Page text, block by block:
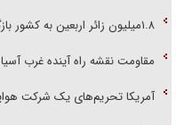
۱.۸میلیون زائر اربعین به کشور بازگشتند
مقاومت نقشه راه آینده غرب
آمریکا تحریم‌های یک شرکت